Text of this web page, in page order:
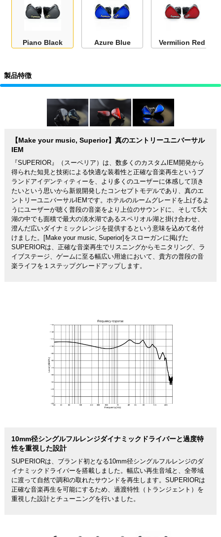
Piano Black Azure Blue Vermilion Red
製品特徴
【Make your music, Superior】真のエントリーユニバーサル
IEM
『SUPERIOR』（スーペリア）は、数多くのカスタムIEM開発から
得られた知見と技術による快適な装着性と正確な音楽再生というブ
ランドアイデンティティーを、より多くのユーザーに体感して頂き
たいという思いから新規開発したコンセプトモデルであり、真のエ
ントリーユニバーサルIEMです。ホテルのルームグレードを上げるよ
うにユーザーが聴く普段の音楽をより上位のサウンドに、そして5大
湖の中でも面積で最大の淡水湖であるスペリオル湖と掛け合わせ、
澄んだ広いダイナミックレンジを提供するという意味を込めて名付
けました。[Make your music, Superior]をスローガンに掲げた
SUPERIORは、正確な音楽再生でリスニングからモニタリング、ラ
イブステージ、ゲームに至る幅広い用途において、貴方の普段の音
楽ライフを１ステップグレードアップします。
10mm径シングルフルレンジダイナミックドライバーと過度特
性を重視した設計
SUPERIORは、ブランド初となる10mm径シングルフルレンジのダ
イナミックドライバーを搭載しました。幅広い再生音域と、全帯域
に渡って自然で調和の取れたサウンドを再生します。SUPERIORは
正確な音楽再生を可能にするため、過渡特性（トランジェント）を
重視した設計とチューニングを行いました。